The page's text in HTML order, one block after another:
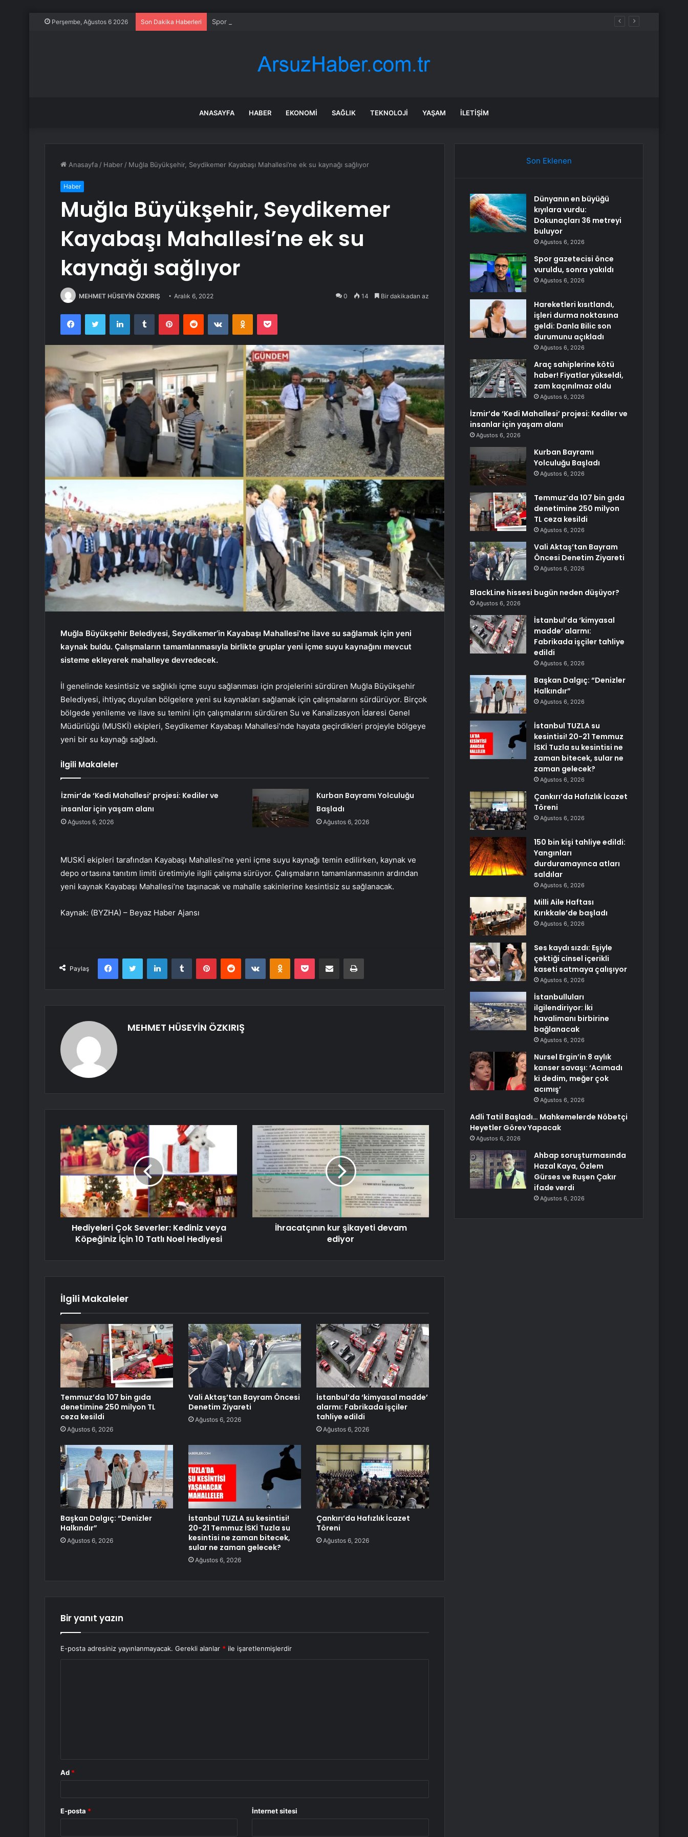
Perşembe, Ağustos 6 2026 Son Dakika Haberleri Spor gazetecisi önce vuruldu, sonra yakıldı
ANASAYFA HABER EKONOMI SAĞLIK TEKNOLOJI YAŞAM İLETIŞIM
Anasayfa / Haber / Muğla Büyükşehir, Seydikemer Kayabaşı Mahallesi’ne ek su kaynağı sağlıyor
Haber
Muğla Büyükşehir, Seydikemer
Kayabaşı Mahallesi’ne ek su
kaynağı sağlıyor
MEHMET HÜSEYİN ÖZKIRIŞ Aralık 6, 2022 0 14 Bir dakikadan az
FacebookTwitter LinkedInTumblr PinterestReddit VKontakteOdnoklassniki
Pocket
Muğla Büyükşehir Belediyesi, Seydikemer’in Kayabaşı Mahallesi’ne ilave su sağlamak için yeni
kaynak buldu. Çalışmaların tamamlanmasıyla birlikte gruplar yeni içme suyu kaynağını mevcut
sisteme ekleyerek mahalleye devredecek.
İl genelinde kesintisiz ve sağlıklı içme suyu sağlanması için projelerini sürdüren Muğla Büyükşehir
Belediyesi, ihtiyaç duyulan bölgelere yeni su kaynakları sağlamak için çalışmalarını sürdürüyor. Birçok
bölgede yenileme ve ilave su temini için çalışmalarını sürdüren Su ve Kanalizasyon İdaresi Genel
Müdürlüğü (MUSKİ) ekipleri, Seydikemer Kayabaşı Mahallesi’nde hayata geçirdikleri projeyle bölgeye
yeni bir su kaynağı sağladı.
İlgili Makaleler
İzmir’de ‘Kedi Mahallesi’ projesi: Kediler ve
insanlar için yaşam alanı
Ağustos 6, 2026
Kurban Bayramı Yolculuğu
Başladı
Ağustos 6, 2026
MUSKİ ekipleri tarafından Kayabaşı Mahallesi’ne yeni içme suyu kaynağı temin edilirken, kaynak ve
depo ortasına tanıtım limiti üretimiyle ilgili çalışma sürüyor. Çalışmaların tamamlanmasının ardından
yeni kaynak Kayabaşı Mahallesi’ne taşınacak ve mahalle sakinlerine kesintisiz su sağlanacak.
Kaynak: (BYZHA) – Beyaz Haber Ajansı
Paylaş
FacebookTwitter LinkedInTumblr PinterestReddit VKontakteOdnoklassniki
Pocket E-Posta ile paylaş Yazdır
MEHMET HÜSEYİN ÖZKIRIŞ
Hediyeleri Çok Severler: Kediniz veya
Köpeğiniz İçin 10 Tatlı Noel Hediyesi
İhracatçının kur şikayeti devam
ediyor
İlgili Makaleler
Temmuz’da 107 bin gıda
denetimine 250 milyon TL
ceza kesildi
Ağustos 6, 2026
Vali Aktaş’tan Bayram Öncesi
Denetim Ziyareti
Ağustos 6, 2026
İstanbul’da ‘kimyasal madde’
alarmı: Fabrikada işçiler
tahliye edildi
Ağustos 6, 2026
Başkan Dalgıç: “Denizler
Halkındır”
Ağustos 6, 2026
İstanbul TUZLA su kesintisi!
20-21 Temmuz İSKİ Tuzla su
kesintisi ne zaman bitecek,
sular ne zaman gelecek?
Ağustos 6, 2026
Çankırı’da Hafızlık İcazet
Töreni
Ağustos 6, 2026
Bir yanıt yazın
E-posta adresiniz yayınlanmayacak. Gerekli alanlar * ile işaretlenmişlerdir
Ad *
E-posta * İnternet sitesi
Son Eklenen
Dünyanın en büyüğü
kıyılara vurdu:
Dokunaçları 36 metreyi
buluyor
Ağustos 6, 2026
Spor gazetecisi önce
vuruldu, sonra yakıldı
Ağustos 6, 2026
Hareketleri kısıtlandı,
işleri durma noktasına
geldi: Danla Bilic son
durumunu açıkladı
Ağustos 6, 2026
Araç sahiplerine kötü
haber! Fiyatlar yükseldi,
zam kaçınılmaz oldu
Ağustos 6, 2026
İzmir’de ‘Kedi Mahallesi’ projesi: Kediler ve
insanlar için yaşam alanı
Ağustos 6, 2026
Kurban Bayramı
Yolculuğu Başladı
Ağustos 6, 2026
Temmuz’da 107 bin gıda
denetimine 250 milyon
TL ceza kesildi
Ağustos 6, 2026
Vali Aktaş’tan Bayram
Öncesi Denetim Ziyareti
Ağustos 6, 2026
BlackLine hissesi bugün neden düşüyor?
Ağustos 6, 2026
İstanbul’da ‘kimyasal
madde’ alarmı:
Fabrikada işçiler tahliye
edildi
Ağustos 6, 2026
Başkan Dalgıç: “Denizler
Halkındır”
Ağustos 6, 2026
İstanbul TUZLA su
kesintisi! 20-21 Temmuz
İSKİ Tuzla su kesintisi ne
zaman bitecek, sular ne
zaman gelecek?
Ağustos 6, 2026
Çankırı’da Hafızlık İcazet
Töreni
Ağustos 6, 2026
150 bin kişi tahliye edildi:
Yangınları
durduramayınca atları
saldılar
Ağustos 6, 2026
Milli Aile Haftası
Kırıkkale’de başladı
Ağustos 6, 2026
Ses kaydı sızdı: Eşiyle
çektiği cinsel içerikli
kaseti satmaya çalışıyor
Ağustos 6, 2026
İstanbulluları
ilgilendiriyor: İki
havalimanı birbirine
bağlanacak
Ağustos 6, 2026
Nursel Ergin’in 8 aylık
kanser savaşı: ‘Acımadı
ki dedim, meğer çok
acımış’
Ağustos 6, 2026
Adli Tatil Başladı… Mahkemelerde Nöbetçi
Heyetler Görev Yapacak
Ağustos 6, 2026
Ahbap soruşturmasında
Hazal Kaya, Özlem
Gürses ve Ruşen Çakır
ifade verdi
Ağustos 6, 2026